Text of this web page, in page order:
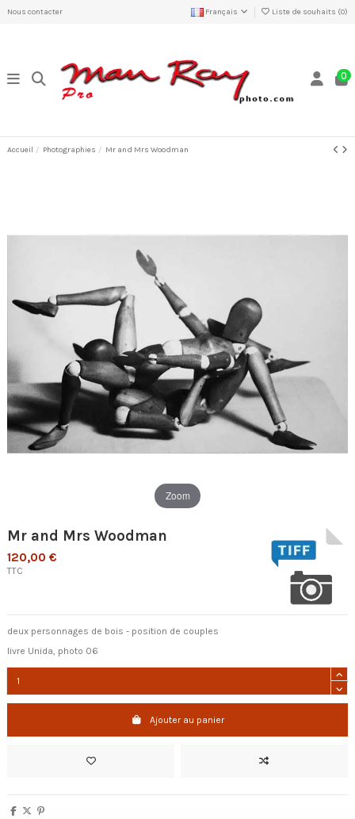
Nous contacter Français Liste de souhaits (0)
0
Accueil Photographies Mr and Mrs Woodman
Zoom
Mr and Mrs Woodman
120,00 €
TTC
deux personnages de bois - position de couples
livre Unida, photo 06
Ajouter au panier